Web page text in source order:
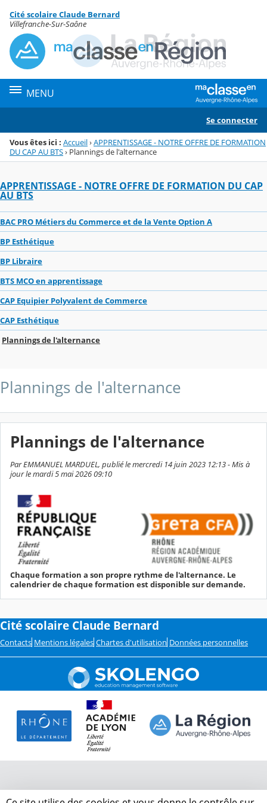
Menu de la rubrique
Contenu
Cité scolaire Claude Bernard
Villefranche-Sur-Saône
MENU
Se connecter
Vous êtes ici : Accueil›APPRENTISSAGE - NOTRE OFFRE DE FORMATION
DU CAP AU BTS› Plannings de l'alternance
APPRENTISSAGE - NOTRE OFFRE DE FORMATION DU CAP
AU BTS
BAC PRO Métiers du Commerce et de la Vente Option A
BP Esthétique
BP Libraire
BTS MCO en apprentissage
CAP Equipier Polyvalent de Commerce
CAP Esthétique
Plannings de l'alternance
Plannings de l'alternance
Plannings de l'alternance
Par EMMANUEL MARDUEL, publié le mercredi 14 juin 2023 12:13 - Mis à
jour le mardi 5 mai 2026 09:10
Chaque formation a son propre rythme de l'alternance. Le
calendrier de chaque formation est disponible sur demande.
Cité scolaire Claude Bernard
Contacts Mentions légales Chartes d'utilisation Données personnelles